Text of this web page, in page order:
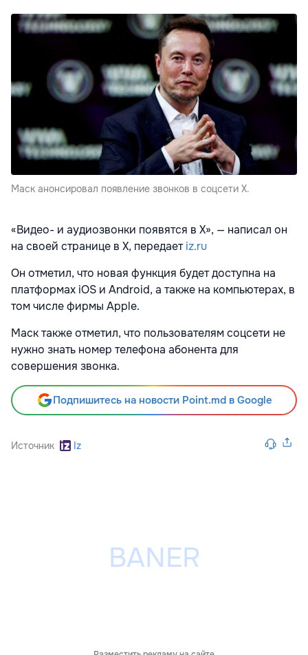
Маск анонсировал появление звонков в соцсети X.
«Видео- и аудиозвонки появятся в X», — написал он
на своей странице в X, передаетiz.ru
Он отметил, что новая функция будет доступна на
платформах iOS и Android, а также на компьютерах, в
том числе фирмы Apple.
Маск также отметил, что пользователям соцсети не
нужно знать номер телефона абонента для
совершения звонка.
Подпишитесь на новости Point.md в Google
Источник Iz